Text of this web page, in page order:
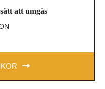
att umgås